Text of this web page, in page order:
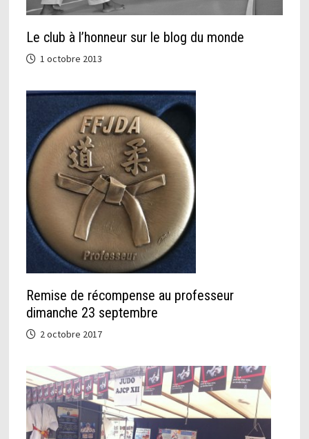
Le club à l’honneur sur le blog du monde
1 octobre 2013
Remise de récompense au professeur
dimanche 23 septembre
2 octobre 2017